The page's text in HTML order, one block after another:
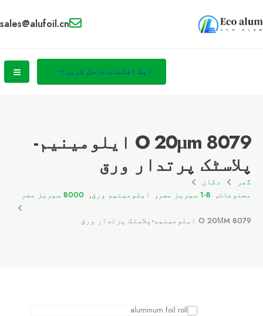
sales@alufoil.cn
ایک اقتباس حاصل کریں
8079 O 20μm ایلومینیم-
پلاسٹک پرتدار ورق
گھر
دکان
مصنوعات, 1-8 سیریز مصر , ایلومینیم ورق, 8000 سیریز مصر
8079 O 20ΜM ایلومینیم-پلاسٹک پرتدار ورق